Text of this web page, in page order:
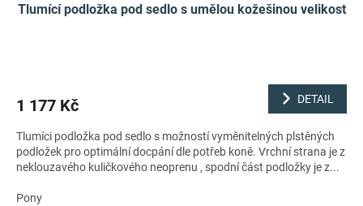
Tlumící podložka pod sedlo s umělou kožešinou velikost
1 177 Kč DETAIL
Tlumíci podložka pod sedlo s možností vyměnitelných plstěných
podložek pro optimální docpání dle potřeb koně. Vrchní strana je z
neklouzavého kuličkového neoprenu , spodní část podložky je z...
Pony